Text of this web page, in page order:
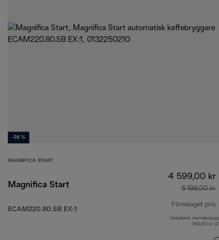
-26 %
MAGNIFICA START
Magnifica Start
ECAM220.80.SB EX:1
4 599,00 kr
6 199,00 kr
Föreslaget pris
Inkluderat
919,80 kr